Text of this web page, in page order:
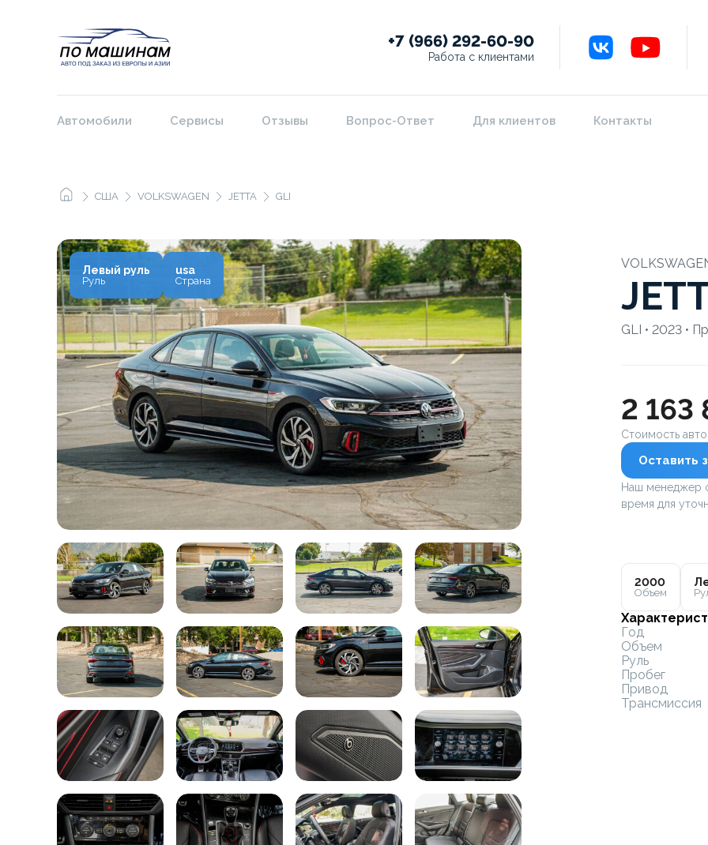
+7 (966) 292-60-90
Работа с клиентами
Автомобили Сервисы Отзывы Вопрос-Ответ Для клиентов Контакты
США VOLKSWAGEN JETTA GLI
GLI • 2023 •
Левый руль
Руль
usa
Страна
2 163
Стоимость
Оставить
Наш менеджер
время для
2000
Объем
Год
Объем
Руль
Пробег
Привод
Трансмиссия